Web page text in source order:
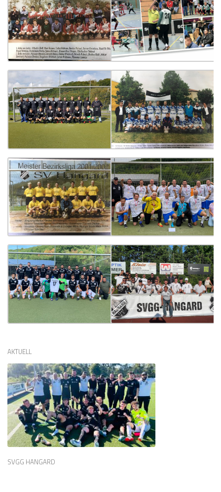
AKTUELL
SVGG HANGARD